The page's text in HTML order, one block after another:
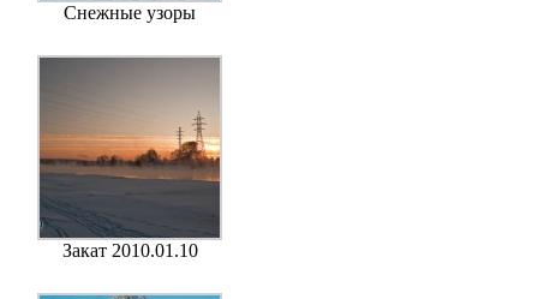
Снежные узоры
Закат 2010.01.10